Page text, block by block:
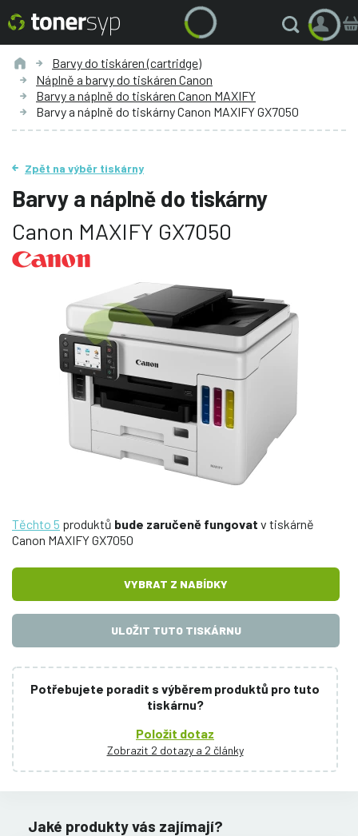
Barvy do tiskáren (cartridge)
Náplně a barvy do tiskáren Canon
Barvy a náplně do tiskáren Canon MAXIFY
Barvy a náplně do tiskárny Canon MAXIFY GX7050
Zpět na výběr tiskárny
Barvy a náplně do tiskárny
Canon MAXIFY GX7050
Těchto 5 produktů bude zaručeně fungovat v tiskárně
Canon MAXIFY GX7050
VYBRAT Z NABÍDKY
ULOŽIT TUTO TISKÁRNU
Potřebujete poradit s výběrem produktů pro tuto
tiskárnu?
Položit dotaz
Zobrazit 2 dotazy a 2 články
Jaké produkty vás zajímají?